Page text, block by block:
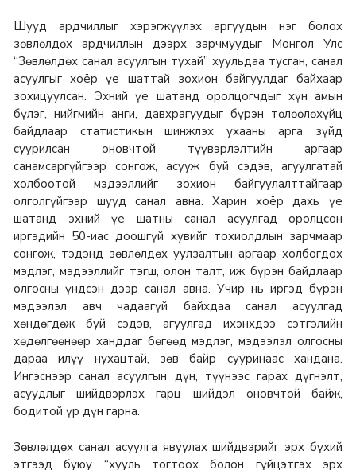
Шууд ардчиллыг хэрэгжүүлэх аргуудын нэг болох
зөвлөлдөх ардчиллын дээрх зарчмуудыг Монгол Улс
“Зөвлөлдөх санал асуулгын тухай” хуульдаа тусган, санал
асуулгыг хоёр үе шаттай зохион байгуулдаг байхаар
зохицуулсан. Эхний үе шатанд оролцогчдыг хүн амын
бүлэг, нийгмийн анги, давхрагуудыг бүрэн төлөөлөхүйц
байдлаар статистикын шинжлэх ухааны арга зүйд
суурилсан оновчтой түүвэрлэлтийн аргаар
санамсаргүйгээр сонгож, асууж буй сэдэв, агуулгатай
холбоотой мэдээллийг зохион байгуулалттайгаар
олголгүйгээр шууд санал авна. Харин хоёр дахь үе
шатанд эхний үе шатны санал асуулгад оролцсон
иргэдийн 50-иас доошгүй хувийг тохиолдлын зарчмаар
сонгож, тэдэнд зөвлөлдөх уулзалтын аргаар холбогдох
мэдлэг, мэдээллийг тэгш, олон талт, иж бүрэн байдлаар
олгосны үндсэн дээр санал авна. Учир нь иргэд бүрэн
мэдээлэл авч чадаагүй байхдаа санал асуулгад
хөндөгдөж буй сэдэв, агуулгад ихэнхдээ сэтгэлийн
хөдөлгөөнөөр ханддаг бөгөөд мэдлэг, мэдээлэл олгосны
дараа илүү нухацтай, зөв байр сууринаас хандана.
Ингэснээр санал асуулгын дүн, түүнээс гарах дүгнэлт,
асуудлыг шийдвэрлэх гарц шийдэл оновчтой байж,
бодитой үр дүн гарна.
Зөвлөлдөх санал асуулга явуулах шийдвэрийг эрх бүхий
этгээд буюу “хууль тогтоох болон гүйцэтгэх эрх